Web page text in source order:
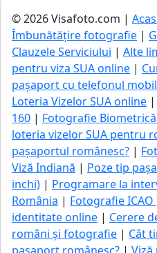
© 2026 Visafoto.com |
Îmbunătățire fotografie |
Clauzele Serviciului | Alte
pentru viza SUA online |
pașaport cu telefonul mobil
Loteria Vizelor SUA online |
160 | Fotografie
loteria vizelor SUA pentru
pașaportul românesc? |
Viză Indiană | Poze tip
inchi) | Programare la
România | Fotografie
identitate online | Cerere
români și fotografie | Cât